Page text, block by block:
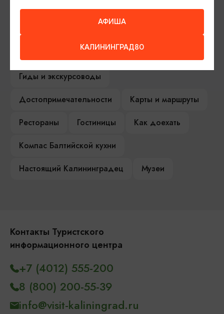
Серебряное ожерелье
Электронная виза
Туры и экскурсии
Гостевая книга
Гиды и экскурсоводы
Достопримечательности
Карты и маршруты
Рестораны
Гостиницы
Как доехать
Компас Балтийской кухни
Настоящий Калининградец
Музеи
Контакты Туристского
информационного центра
+7 (4012) 555-200
8 (800) 200-55-39
info@visit-kaliningrad.ru
АФИША
КАЛИНИНГРАД80